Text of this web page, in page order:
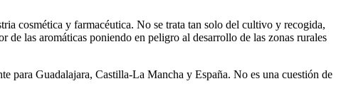
cosmética y farmacéutica. No se trata tan solo del cultivo y recogida,
de las aromáticas poniendo en peligro al desarrollo de las zonas rurales
para Guadalajara, Castilla-La Mancha y España. No es una cuestión de